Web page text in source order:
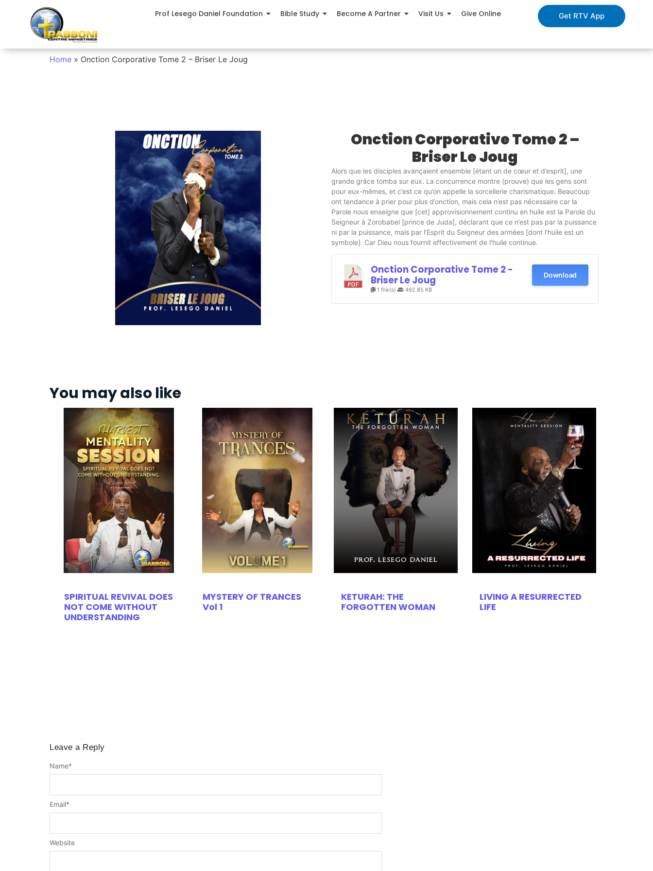
Prof Lesego Daniel Foundation Bible Study Become A Partner Visit Us Give Online Get RTV App
Home » Onction Corporative Tome 2 – Briser Le Joug
Onction Corporative Tome 2 –
Briser Le Joug
Alors que les disciples avançaient ensemble [étant un de cœur et d’esprit], une
grande grâce tomba sur eux. La concurrence montre (prouve) que les gens sont
pour eux-mêmes, et c’est ce qu’on appelle la sorcellerie charismatique. Beaucoup
ont tendance à prier pour plus d’onction, mais cela n’est pas nécessaire car la
Parole nous enseigne que [cet] approvisionnement continu en huile est la Parole du
Seigneur à Zorobabel [prince de Juda], déclarant que ce n’est pas par la puissance
ni par la puissance, mais par l’Esprit du Seigneur des armées [dont l’huile est un
symbole]. Car Dieu nous fournit effectivement de l’huile continue.
Onction Corporative Tome 2 -
Briser Le Joug
1 file(s) 492.85 KB
Download
You may also like
SPIRITUAL REVIVAL DOES
NOT COME WITHOUT
UNDERSTANDING
MYSTERY OF TRANCES
Vol 1
KETURAH: THE
FORGOTTEN WOMAN
LIVING A RESURRECTED
LIFE
Leave a Reply
Name*
Email*
Website